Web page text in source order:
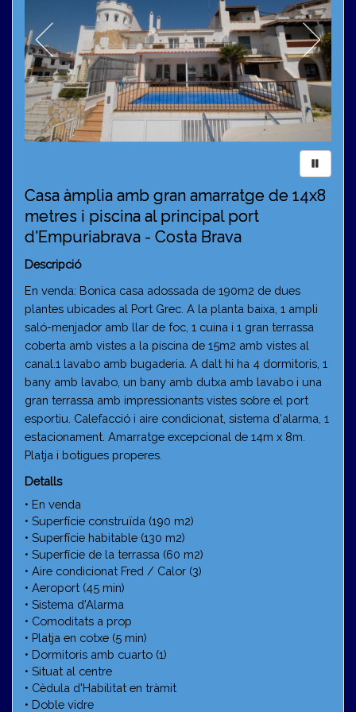
Casa àmplia amb gran amarratge de 14x8
metres i piscina al principal port
d'Empuriabrava - Costa Brava
Descripció
En venda: Bonica casa adossada de 190m2 de dues
plantes ubicades al Port Grec. A la planta baixa, 1 ampli
saló-menjador amb llar de foc, 1 cuina i 1 gran terrassa
coberta amb vistes a la piscina de 15m2 amb vistes al
canal.1 lavabo amb bugaderia. A dalt hi ha 4 dormitoris, 1
bany amb lavabo, un bany amb dutxa amb lavabo i una
gran terrassa amb impressionants vistes sobre el port
esportiu. Calefacció i aire condicionat, sistema d'alarma, 1
estacionament. Amarratge excepcional de 14m x 8m.
Platja i botigues properes.
Detalls
• En venda
• Superfície construïda (190 m2)
• Superfície habitable (130 m2)
• Superfície de la terrassa (60 m2)
• Aire condicionat Fred / Calor (3)
• Aeroport (45 min)
• Sistema d'Alarma
• Comoditats a prop
• Platja en cotxe (5 min)
• Dormitoris amb cuarto (1)
• Situat al centre
• Cèdula d'Habilitat en tràmit
• Doble vidre